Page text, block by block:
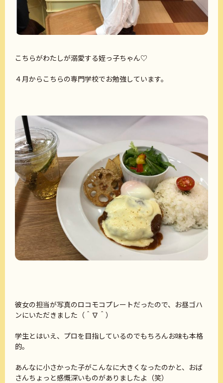
こちらがわたしが溺愛する姪っ子ちゃん♡
４月からこちらの専門学校でお勉強しています。
彼女の担当が写真のロコモコプレートだったので、お昼ゴハ
ンにいただきました（＾∇＾）
学生とはいえ、プロを目指しているのでもちろんお味も本格
的。
あんなに小さかった子がこんなに大きくなったのかと、おば
さんちょっと感慨深いものがありましたよ（笑）